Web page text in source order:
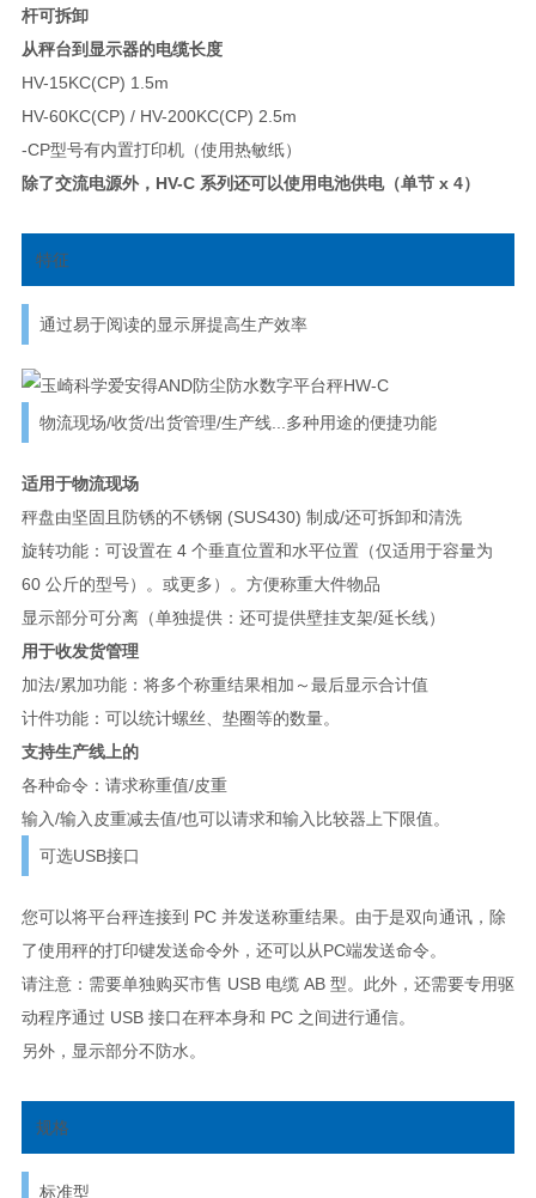
杆可拆卸
从秤台到显示器的电缆长度
HV-15KC(CP) 1.5m
HV-60KC(CP) / HV-200KC(CP) 2.5m
-CP型号有内置打印机（使用热敏纸）
除了交流电源外，HV-C 系列还可以使用电池供电（单节 x 4）
特征
通过易于阅读的显示屏提高生产效率
物流现场/收货/出货管理/生产线...多种用途的便捷功能
适用于物流现场
秤盘由坚固且防锈的不锈钢 (SUS430) 制成/还可拆卸和清洗
旋转功能：可设置在 4 个垂直位置和水平位置（仅适用于容量为
60 公斤的型号）。或更多）。方便称重大件物品
显示部分可分离（单独提供：还可提供壁挂支架/延长线）
用于收发货管理
加法/累加功能：将多个称重结果相加～最后显示合计值
计件功能：可以统计螺丝、垫圈等的数量。
支持生产线上的
各种命令：请求称重值/皮重
输入/输入皮重减去值/也可以请求和输入比较器上下限值。
可选USB接口
您可以将平台秤连接到 PC 并发送称重结果。由于是双向通讯，除
了使用秤的打印键发送命令外，还可以从PC端发送命令。
请注意：需要单独购买市售 USB 电缆 AB 型。此外，还需要专用驱
动程序通过 USB 接口在秤本身和 PC 之间进行通信。
另外，显示部分不防水。
规格
标准型